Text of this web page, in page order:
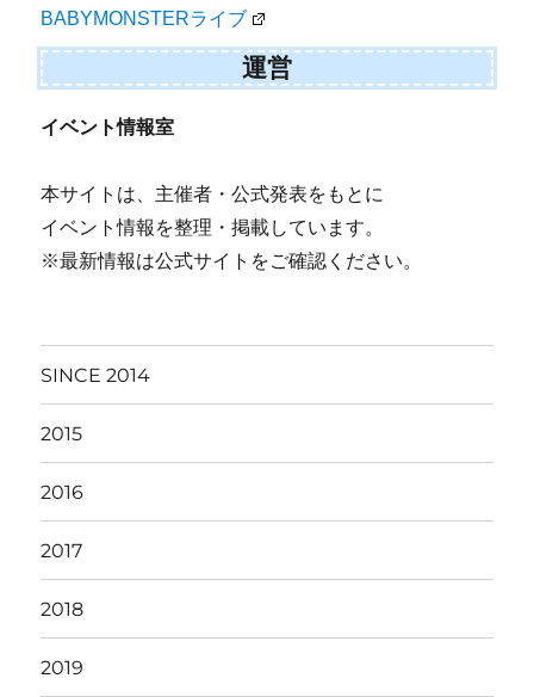
BABYMONSTERライブ
運営
イベント情報室
本サイトは、主催者・公式発表をもとに
イベント情報を整理・掲載しています。
※最新情報は公式サイトをご確認ください。
SINCE 2014
2015
2016
2017
2018
2019